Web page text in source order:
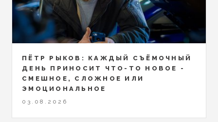
ПЁТР РЫКОВ: КАЖДЫЙ СЪЁМОЧНЫЙ
ДЕНЬ ПРИНОСИТ ЧТО-ТО НОВОЕ -
СМЕШНОЕ, СЛОЖНОЕ ИЛИ
ЭМОЦИОНАЛЬНОЕ
03.08.2026